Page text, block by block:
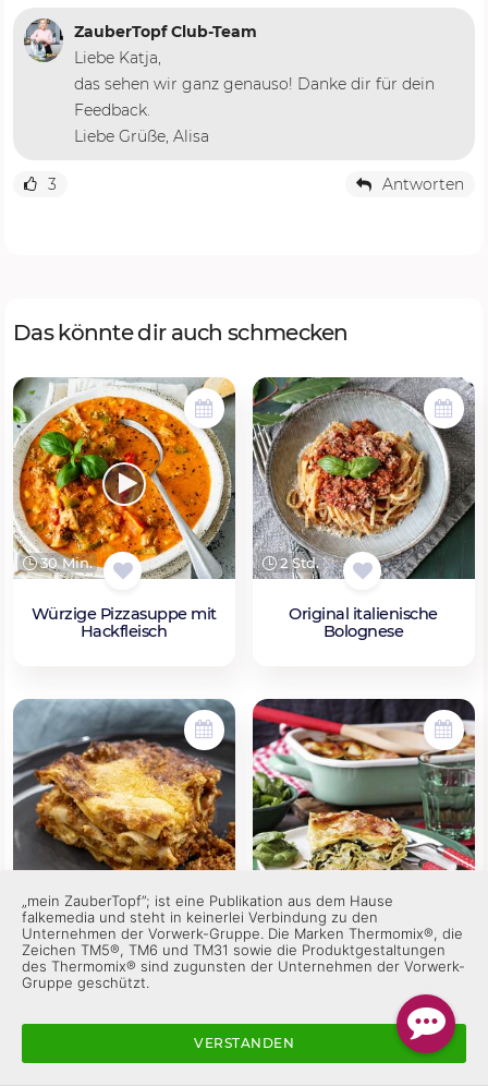
ZauberTopf Club-Team
Liebe Katja,
das sehen wir ganz genauso! Danke dir für dein
Feedback.
Liebe Grüße, Alisa
3 Antworten
Das könnte dir auch schmecken
30 Min.
Würzige Pizzasuppe mit
Hackfleisch
2 Std.
Original italienische
Bolognese
Lasagne mit Crème fraîche
Würzige Spinat-Lachs-
Lasagne
„mein ZauberTopf”; ist eine Publikation aus dem Hause
falkemedia und steht in keinerlei Verbindung zu den
Unternehmen der Vorwerk-Gruppe. Die Marken Thermomix®, die
Zeichen TM5®, TM6 und TM31 sowie die Produktgestaltungen
des Thermomix® sind zugunsten der Unternehmen der Vorwerk-
Gruppe geschützt.
VERSTANDEN